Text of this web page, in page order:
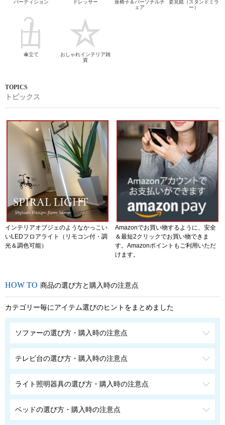
パーティション ドレッサー
座椅子＆パーソナルチ
ェア
姿見鏡（スタンドミラ
ー）
傘立て
おしゃれインテリア雑
貨
トピックス
インテリアオブジェのようなかっこい
いLEDフロアライト（リモコン付・調
光＆調色可能）
Amazonでお買い物するように、安全
＆最短2クリックでお買い物できま
す。Amazonポイントもご利用いただ
けます。
商品の選び方と購入時の注意点
カテゴリー毎にアイテム選びのヒントをまとめました
ソファーの選び方・購入時の注意点
テレビ台の選び方・購入時の注意点
ライト照明器具の選び方・購入時の注意点
ベッドの選び方・購入時の注意点